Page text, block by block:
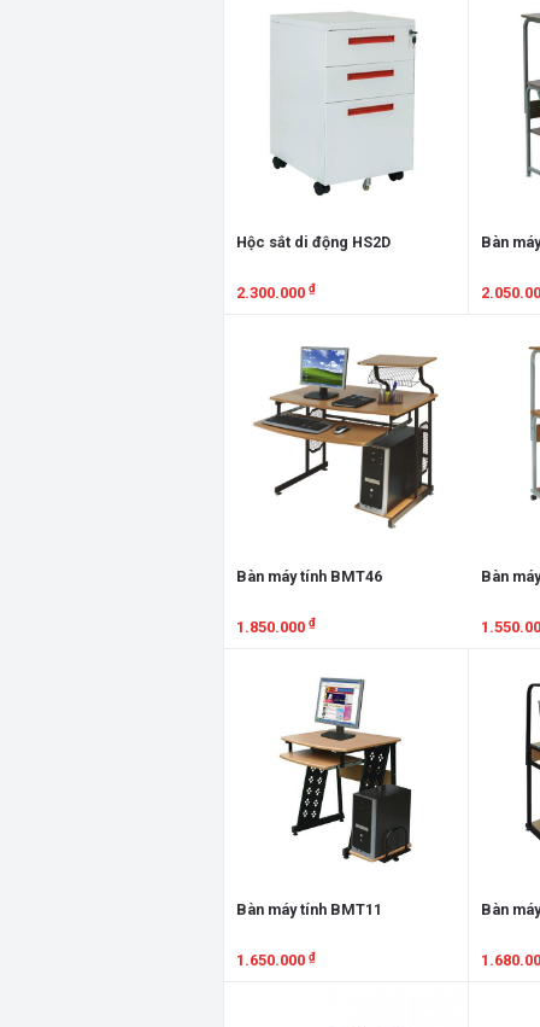
Hộc sắt di động HS2D
2.300.000 ₫
Bàn
Bàn máy tính BMT46
1.850.000 ₫
Bàn
Bàn máy tính BMT11
1.650.000 ₫
Bàn